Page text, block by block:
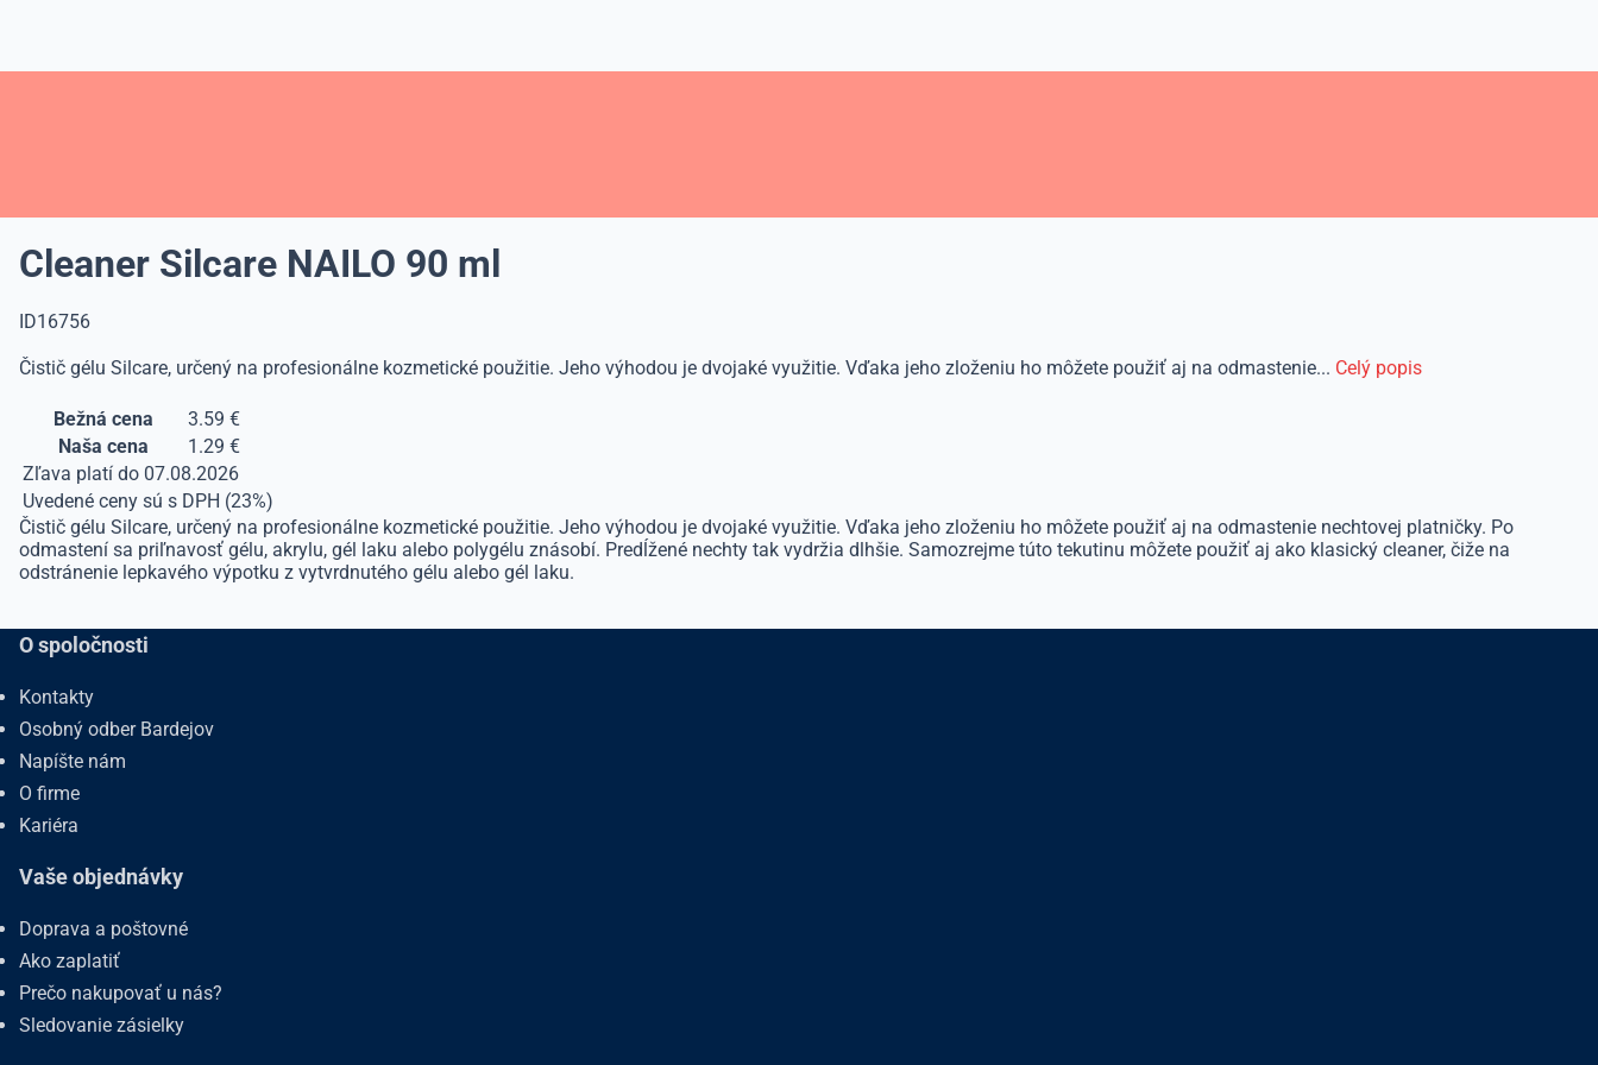
Cleaner Silcare NAILO 90 ml
ID16756
Čistič gélu Silcare, určený na profesionálne kozmetické použitie. Jeho výhodou je dvojaké využitie. Vďaka jeho zloženiu ho môžete použiť aj na odmastenie... Celý popis
Bežná cena
3.59 €
Naša cena
1.29 €
Zľava platí do 07.08.2026
Uvedené ceny sú s DPH (23%)
Čistič gélu Silcare, určený na profesionálne kozmetické použitie. Jeho výhodou je dvojaké využitie. Vďaka jeho zloženiu ho môžete použiť aj na odmastenie nechtovej platničky. Po
odmastení sa priľnavosť gélu, akrylu, gél laku alebo polygélu znásobí. Predĺžené nechty tak vydržia dlhšie. Samozrejme túto tekutinu môžete použiť aj ako klasický cleaner, čiže na
odstránenie lepkavého výpotku z vytvrdnutého gélu alebo gél laku.
O spoločnosti
Kontakty
Osobný odber Bardejov
Napíšte nám
O firme
Kariéra
Vaše objednávky
Doprava a poštovné
Ako zaplatiť
Prečo nakupovať u nás?
Sledovanie zásielky